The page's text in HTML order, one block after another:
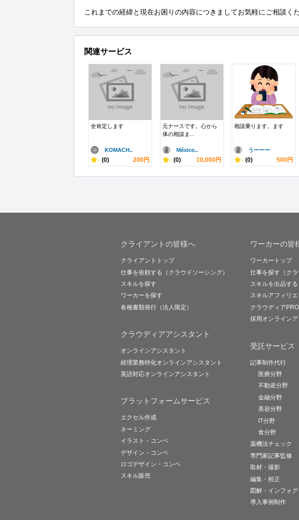
これまでの経緯と現在お困りの内容につきましてお気軽にご相談く
関連サービス
全肯定します
KOMACH..
- (0) 200円
元ナースです。心から
体の相談ま...
México..
- (0) 10,000円
相談乗ります。ます
うーーー
- (0) 500円
クライアントの皆様へ
クライアントトップ
仕事を依頼する（クラウドソーシング）
スキルを探す
ワーカーを探す
各種書類発行（法人限定）
クラウディアアシスタント
オンラインアシスタント
経理業務特化オンラインアシスタント
英語対応オンラインアシスタント
プラットフォームサービス
エクセル作成
ネーミング
イラスト・コンペ
デザイン・コンペ
ロゴデザイン・コンペ
スキル販売
ワーカーの皆
ワーカートップ
仕事を探す（クラ
スキルを出品する
スキルアフィリ
クラウディア
採用オンラインア
受託サービス
記事制作代行
医療分野
不動産分野
金融分野
美容分野
IT分野
食分野
薬機法チェック
専門家記事監修
取材・撮影
編集・校正
図解・インフォ
導入事例制作